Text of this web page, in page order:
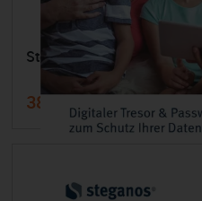
Steganos Privacy Suite 22
38,99 € 49,99 €